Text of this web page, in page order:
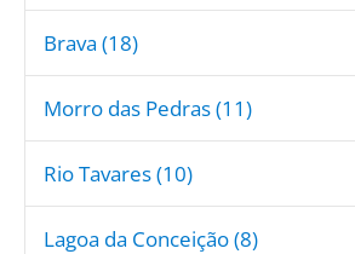
Brava (18)
Morro das Pedras (11)
Rio Tavares (10)
Lagoa da Conceição (8)